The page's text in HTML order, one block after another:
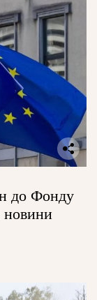
до Фонду
новини